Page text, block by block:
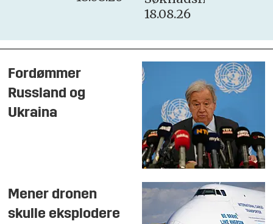
18.08.26
Fordømmer
Russland og
Ukraina
Mener dronen
skulle eksplodere